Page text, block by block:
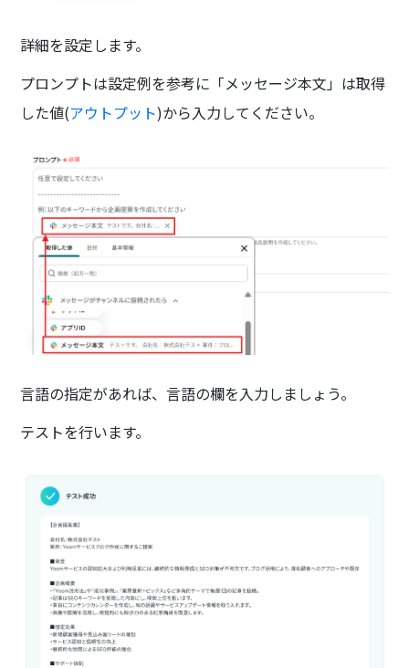
詳細を設定します。
プロンプトは設定例を参考に「メッセージ本文」は取得
した値(アウトプット)から入力してください。
言語の指定があれば、言語の欄を入力しましょう。
テストを行います。